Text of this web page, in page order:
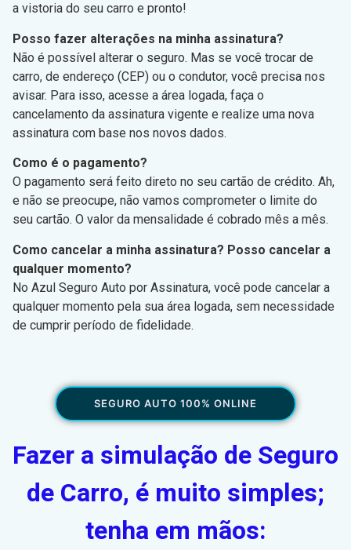
a vistoria do seu carro e pronto!
Posso fazer alterações na minha assinatura?
Não é possível alterar o seguro. Mas se você trocar de
carro, de endereço (CEP) ou o condutor, você precisa nos
avisar. Para isso, acesse a área logada, faça o
cancelamento da assinatura vigente e realize uma nova
assinatura com base nos novos dados.
Como é o pagamento?
O pagamento será feito direto no seu cartão de crédito. Ah,
e não se preocupe, não vamos comprometer o limite do
seu cartão. O valor da mensalidade é cobrado mês a mês.
Como cancelar a minha assinatura? Posso cancelar a
qualquer momento?
No Azul Seguro Auto por Assinatura, você pode cancelar a
qualquer momento pela sua área logada, sem necessidade
de cumprir período de fidelidade.
SEGURO AUTO 100% ONLINE
Fazer a simulação de Seguro
de Carro, é muito simples;
tenha em mãos: